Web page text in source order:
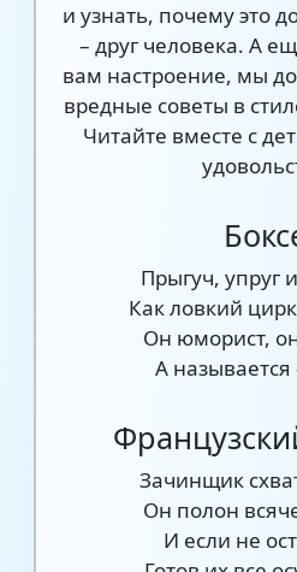
и узнать, почему это
– друг человека. А
вам настроение, мы
вредные советы в
Читайте вместе с
Прыгуч, упруг
Как ловкий
Он юморист,
А
Зачинщик
Он полон
И если не